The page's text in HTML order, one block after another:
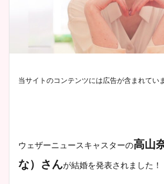
当サイトのコンテンツには広告が含まれてい
ウェザーニュースキャスターの高山
な）さんが結婚を発表されました！